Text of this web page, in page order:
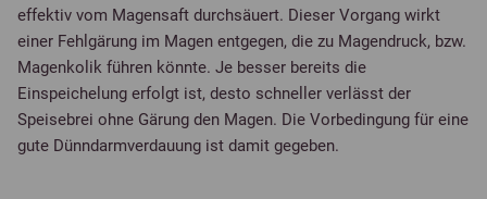
effektiv vom Magensaft durchsäuert. Dieser Vorgang wirkt
einer Fehlgärung im Magen entgegen, die zu Magendruck, bzw.
Magenkolik führen könnte. Je besser bereits die
Einspeichelung erfolgt ist, desto schneller verlässt der
Speisebrei ohne Gärung den Magen. Die Vorbedingung für eine
gute Dünndarmverdauung ist damit gegeben.